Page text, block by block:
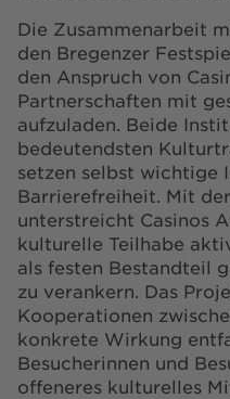
Die Zusammenarbeit
den Bregenzer
den Anspruch von
Partnerschaften mit
aufzuladen. Beide
bedeutendsten
setzen selbst wichtige
Barrierefreiheit. Mit
unterstreicht Casinos
kulturelle Teilhabe
als festen Bestandteil
zu verankern. Das
Kooperationen
konkrete Wirkung
Besucherinnen und
offeneres kulturelles